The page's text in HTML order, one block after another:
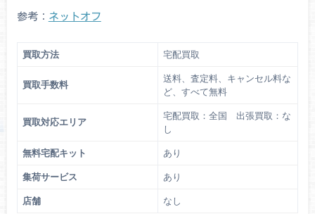
参考： ネットオフ
買取方法 宅配買取
買取手数料
送料、査定料、キャンセル料な
ど、すべて無料
買取対応エリア
宅配買取：全国 出張買取：な
し
無料宅配キット あり
集荷サービス あり
店舗 なし